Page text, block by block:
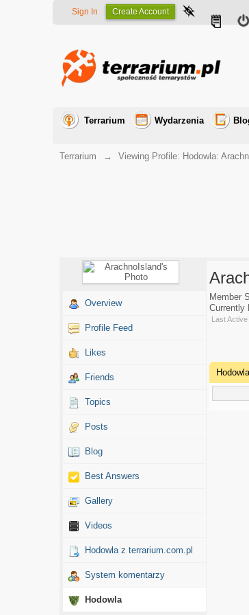
Sign In Create Account
Terrarium Wydarzenia
Terrarium
→ Viewing Profile: Hodowla:
Overview
Profile Feed
Likes
Friends
Topics
Posts
Blog
Best Answers
Gallery
Videos
Hodowla z terrarium.com.pl
System komentarzy
Hodowla
Member
Currently
Last